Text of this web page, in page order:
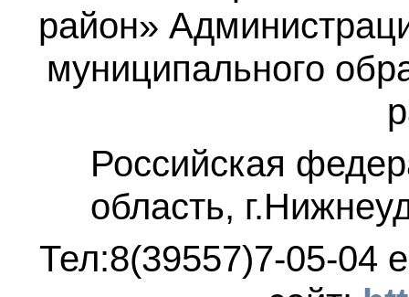
район»
муниципального
Российская
область,
Тел:8(39557)7-05-04